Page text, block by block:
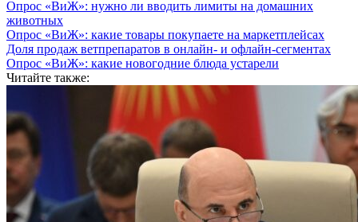
Опрос «ВиЖ»: нужно ли вводить лимиты на домашних
животных
Опрос «ВиЖ»: какие товары покупаете на маркетплейсах
Доля продаж ветпрепаратов в онлайн- и офлайн-сегментах
Опрос «ВиЖ»: какие новогодние блюда устарели
Читайте также: